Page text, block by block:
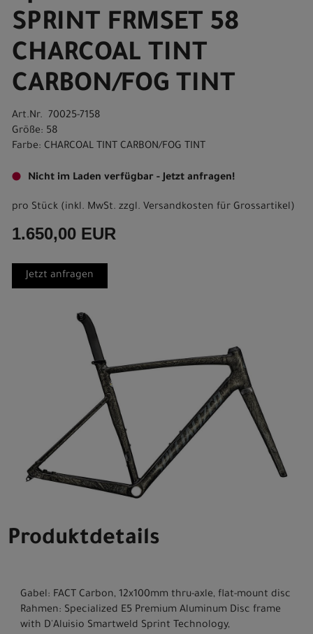
SPRINT FRMSET 58
CHARCOAL TINT
CARBON/FOG TINT
Art.Nr. 70025-7158
Größe: 58
Farbe: CHARCOAL TINT CARBON/FOG TINT
Nicht im Laden verfügbar - Jetzt anfragen!
pro Stück (inkl. MwSt. zzgl. Versandkosten für Grossartikel)
1.650,00 EUR
Jetzt anfragen
Produktdetails
Gabel: FACT Carbon, 12x100mm thru-axle, flat-mount disc
Rahmen: Specialized E5 Premium Aluminum Disc frame
with D'Aluisio Smartweld Sprint Technology,